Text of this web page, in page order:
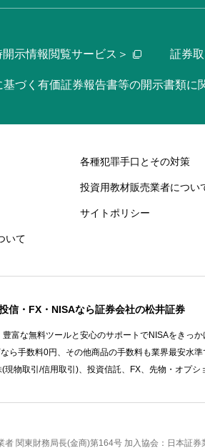
示情報閲覧サービス＞ 証券
づく有価証券報告書等の開示書類に
各種犯罪手口とその対策
投資用教材販売業者につい
サイトポリシー
いて
信・FX・NISAなら証券会社の松井証券
富な無料ツールと安心のサポートでNISAをきっ
ら手数料0円、その他商品の手数料も業界最安水
現物取引/信用取引)、投資信託、FX、先物・オプ
者 関東財務局長(金商)第164号 加入協会：日本証